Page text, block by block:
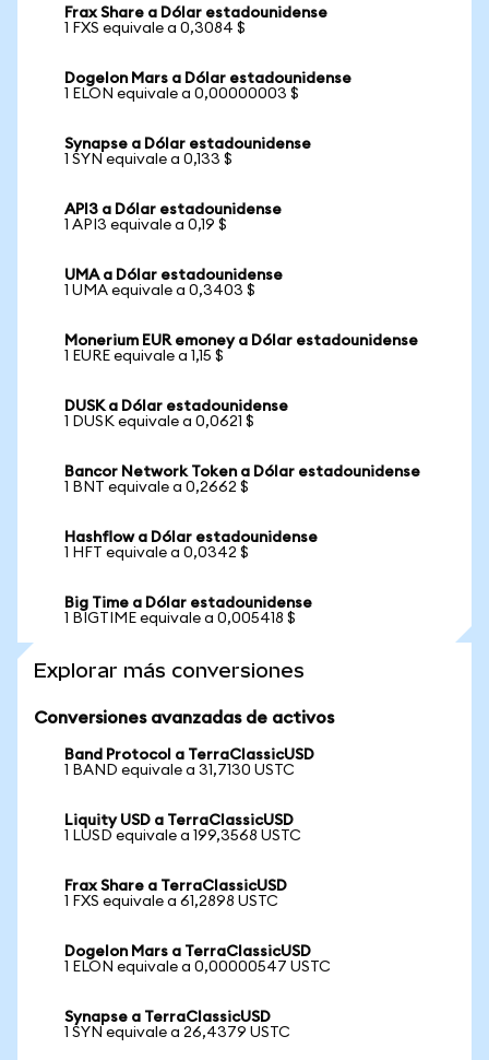
Frax Share a Dólar estadounidense
1 FXS equivale a 0,3084 $
Dogelon Mars a Dólar estadounidense
1 ELON equivale a 0,00000003 $
Synapse a Dólar estadounidense
1 SYN equivale a 0,133 $
API3 a Dólar estadounidense
1 API3 equivale a 0,19 $
UMA a Dólar estadounidense
1 UMA equivale a 0,3403 $
Monerium EUR emoney a Dólar estadounidense
1 EURE equivale a 1,15 $
DUSK a Dólar estadounidense
1 DUSK equivale a 0,0621 $
Bancor Network Token a Dólar estadounidense
1 BNT equivale a 0,2662 $
Hashflow a Dólar estadounidense
1 HFT equivale a 0,0342 $
Big Time a Dólar estadounidense
1 BIGTIME equivale a 0,005418 $
Explorar más conversiones
Conversiones avanzadas de activos
Band Protocol a TerraClassicUSD
1 BAND equivale a 31,7130 USTC
Liquity USD a TerraClassicUSD
1 LUSD equivale a 199,3568 USTC
Frax Share a TerraClassicUSD
1 FXS equivale a 61,2898 USTC
Dogelon Mars a TerraClassicUSD
1 ELON equivale a 0,00000547 USTC
Synapse a TerraClassicUSD
1 SYN equivale a 26,4379 USTC